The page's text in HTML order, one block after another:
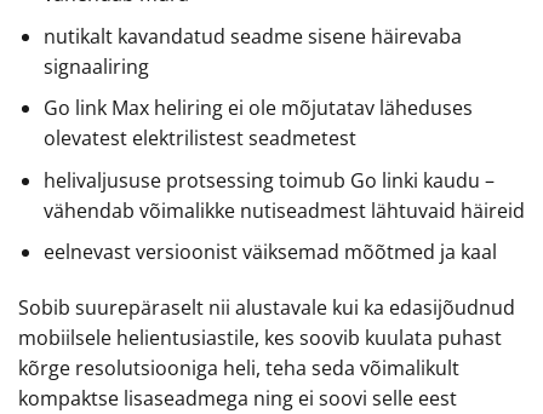
nutikalt kavandatud seadme sisene häirevaba
signaaliring
Go link Max heliring ei ole mõjutatav läheduses
olevatest elektrilistest seadmetest
helivaljususe protsessing toimub Go linki kaudu –
vähendab võimalikke nutiseadmest lähtuvaid häireid
eelnevast versioonist väiksemad mõõtmed ja kaal
Sobib suurepäraselt nii alustavale kui ka edasijõudnud
mobiilsele helientusiastile, kes soovib kuulata puhast
kõrge resolutsiooniga heli, teha seda võimalikult
kompaktse lisaseadmega ning ei soovi selle eest